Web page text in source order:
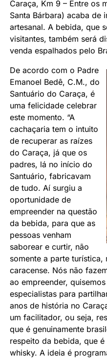
Caraça, Km 9 – Entre os
Santa Bárbara) acaba de
artesanal. A bebida, que
visitantes, também será
venda espalhados pelo
De acordo com o Padre
Emanoel Bedê, C.M., do
Santuário do Caraça, é
uma felicidade celebrar
este momento. “A
cachaçaria tem o intuito
de recuperar as raízes
do Caraça, já que os
padres, lá no início do
Santuário, fabricavam
de tudo. Aí surgiu a
oportunidade de
empreender na questão
da bebida, para que as
pessoas venham
saborear e curtir, não
somente a parte turística,
caracense. Nós não
ao empreender,
especialistas para
anos de história no
um facilitador, ou seja,
que é genuinamente
respeito da bebida, que
whisky. A ideia é